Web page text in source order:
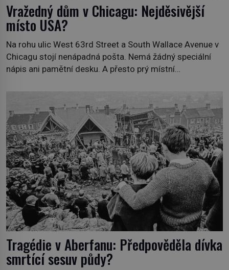
Vražedný dům v Chicagu: Nejděsivější
místo USA?
Na rohu ulic West 63rd Street a South Wallace Avenue v
Chicagu stojí nenápadná pošta. Nemá žádný speciální
nápis ani pamětní desku. A přesto prý místní
sídlil sériový vrah H. H. Holmes a také nejpropracovanější
past na lidi v dějinách americké kriminalistiky. Herman
Webster Mudgett (1861–1896) přijíždí […]
Tragédie v Aberfanu: Předpověděla dívka
smrtící sesuv půdy?